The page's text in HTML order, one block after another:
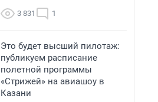
3 831 1
Это будет высший пилотаж:
публикуем расписание
полетной программы
«Стрижей» на авиашоу в
Казани